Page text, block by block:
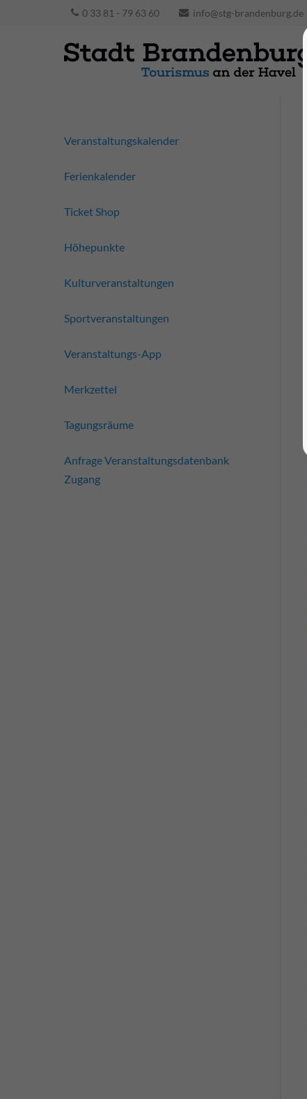
0 33 81 - 79 63 60 info@stg-brandenburg.de
Veranstaltungskalender
Ferienkalender
Ticket Shop
Höhepunkte
Kulturveranstaltungen
Sportveranstaltungen
Veranstaltungs-App
Merkzettel
Tagungsräume
Anfrage Veranstaltungsdatenbank
Zugang